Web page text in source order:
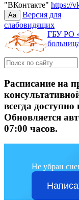
"ВКонтакте" https://
Aa
Версия для
слабовидящих
ГБУ РО
Расписание на
всегда
Обновляется
07:00 часов.
Не убран